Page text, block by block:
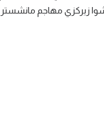
زيركزي مهاجم مانشستر